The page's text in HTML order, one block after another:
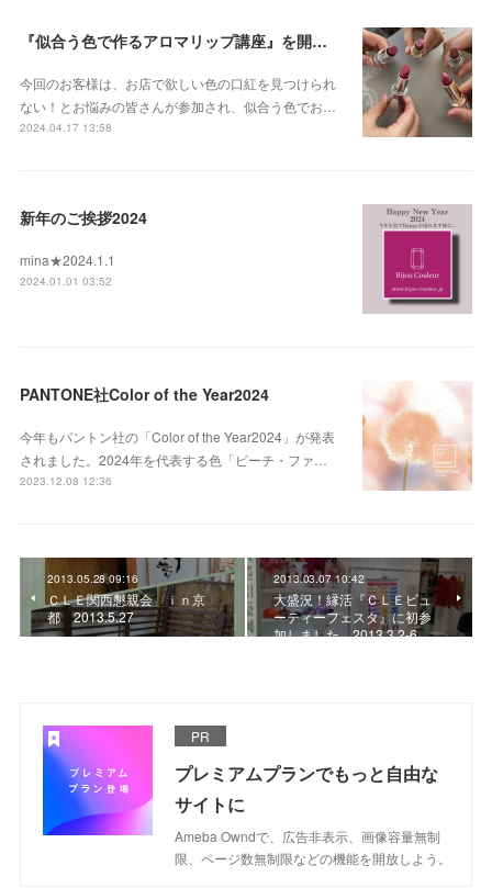
『似合う色で作るアロマリップ講座』を開催しました2024.4
今回のお客様は、お店で欲しい色の口紅を見つけられ
ない！とお悩みの皆さんが参加され、似合う色でお…
2024.04.17 13:58
新年のご挨拶2024
mina★2024.1.1
2024.01.01 03:52
PANTONE社Color of the Year2024
今年もパントン社の「Color of the Year2024」が発表
されました。2024年を代表する色「ピーチ・ファ…
2023.12.08 12:36
2013.05.28 09:16
ＣＬＥ関西懇親会 ｉｎ京
都 2013.5.27
2013.03.07 10:42
大盛況！縁活『ＣＬＥビュ
ーティーフェスタ』に初参
加しました 2013.3.2-6
PR
プレミアムプランでもっと自由な
サイトに
Ameba Owndで、広告非表示、画像容量無制
限、ページ数無制限などの機能を開放しよう。